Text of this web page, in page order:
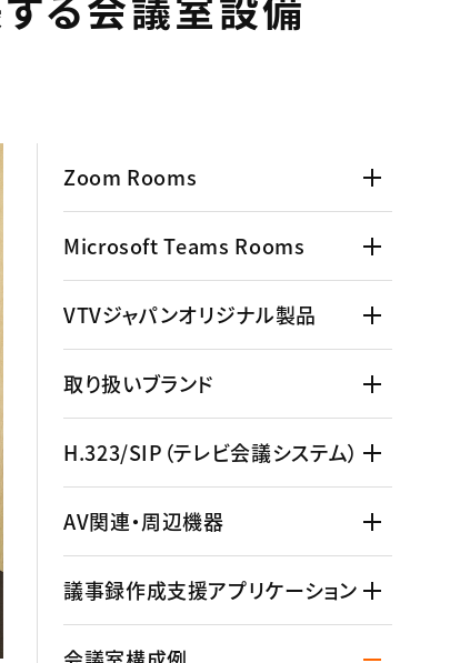
Zoom Rooms
Microsoft Teams Rooms
VTVジャパンオリジナル製品
取り扱いブランド
H.323/SIP（テレビ会議システム）
AV関連・周辺機器
議事録作成支援アプリケーション